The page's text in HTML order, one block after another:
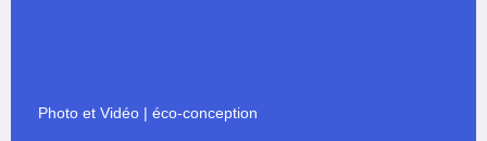
Photo et Vidéo | éco-conception